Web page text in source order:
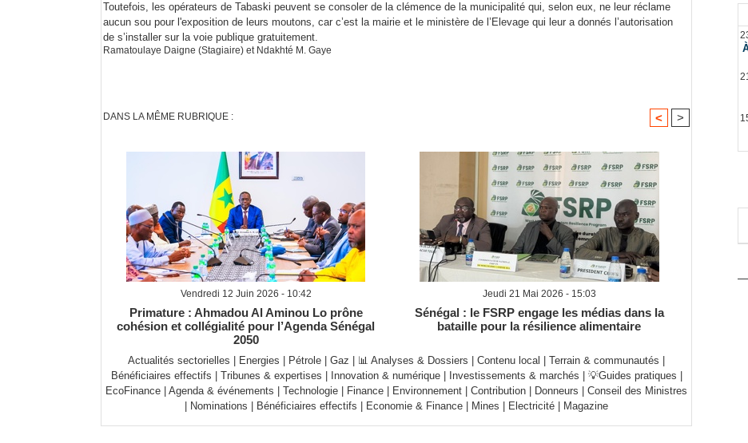
Toutefois, les opérateurs de Tabaski peuvent se consoler de la clémence de la municipalité qui, selon eux, ne leur réclame
aucun sou pour l'exposition de leurs moutons, car c’est la mairie et le ministère de l’Elevage qui leur a donnés l’autorisation
de s’installer sur la voie publique gratuitement.
Ramatoulaye Daigne (Stagiaire) et Ndakhté M. Gaye
DANS LA MÊME RUBRIQUE : < >
Vendredi 12 Juin 2026 - 10:42
Primature : Ahmadou Al Aminou Lo prône
cohésion et collégialité pour l’Agenda Sénégal
2050
Jeudi 21 Mai 2026 - 15:03
Sénégal : le FSRP engage les médias dans la
bataille pour la résilience alimentaire
Actualités sectorielles Energies Pétrole Gaz 📊 Analyses & Dossiers Contenu local Terrain & communautés
Bénéficiaires effectifs
Tribunes & expertises Innovation & numérique Investissements & marchés 💡Guides pratiques
EcoFinance
Agenda & événements Technologie Finance Environnement Contribution Donneurs
Conseil des Ministres
Nominations Bénéficiaires effectifs Economie & Finance Mines Electricité Magazine